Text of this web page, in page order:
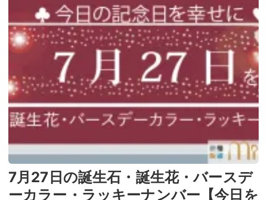
7月27日の誕生石・誕生花・バースデ
ーカラー・ラッキーナンバー【今日を